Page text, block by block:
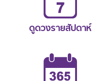
ดูดวงรายสัปดาห์